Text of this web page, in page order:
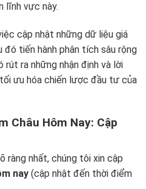
lĩnh vực này.
cập nhật những dữ liệu giá
đó tiến hành phân tích sâu rộng
ra những nhận định và lời
ưu hóa chiến lược đầu tư của
Châu Hôm Nay: Cập
ràng nhất, chúng tôi xin cập
nay (cập nhật đến thời điểm